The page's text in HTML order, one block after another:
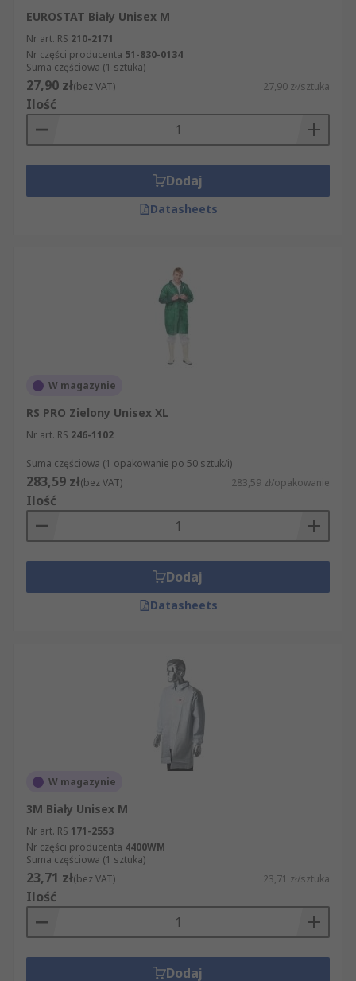
EUROSTAT Biały Unisex M
Nr art. RS 210-2171
Nr części producenta 51-830-0134
Suma częściowa (1 sztuka)
27,90 zł(bez VAT) 27,90 zł/sztuka
Ilość
Dodaj
Datasheets
W magazynie
RS PRO Zielony Unisex XL
Nr art. RS 246-1102
Suma częściowa (1 opakowanie po 50 sztuk/i)
283,59 zł(bez VAT) 283,59 zł/opakowanie
Ilość
Dodaj
Datasheets
W magazynie
3M Biały Unisex M
Nr art. RS 171-2553
Nr części producenta 4400WM
Suma częściowa (1 sztuka)
23,71 zł(bez VAT) 23,71 zł/sztuka
Ilość
Dodaj